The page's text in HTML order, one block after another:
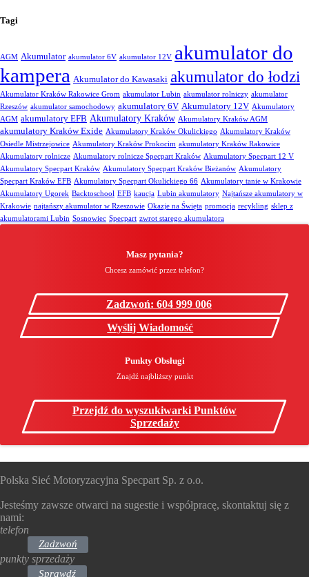
Tagi
AGM Akumulator akumulator 6V akumulator 12V akumulator do
kampera Akumulator do Kawasaki akumulator do łodzi
Akumulator Kraków Rakowice Grom akumulator Lubin akumulator rolniczy akumulator
Rzeszów akumulator samochodowy akumulatory 6V Akumulatory 12V Akumulatory
AGM akumulatory EFB Akumulatory Kraków Akumulatory Kraków AGM
akumulatory Kraków Exide Akumulatory Kraków Okulickiego Akumulatory Kraków
Osiedle Mistrzejowice Akumulatory Kraków Prokocim akumulatory Kraków Rakowice
Akumulatory rolnicze Akumulatory rolnicze Specpart Kraków Akumulatory Specpart 12 V
Akumulatory Specpart Kraków Akumulatory Specpart Kraków Bieżanów Akumulatory
Specpart Kraków EFB Akumulatory Specpart Okulickiego 66 Akumulatory tanie w Krakowie
Akumulatory Ugorek Backtoschool EFB kaucja Lubin akumulatory Najtańsze akumulatory w
Krakowie najtańszy akumulator w Rzeszowie Okazje na Święta promocja recykling sklep z
akumulatorami Lubin Sosnowiec Specpart zwrot starego akumulatora
Masz pytania?
Chcesz zamówić przez telefon?
Zadzwoń: 604 999 006
Wyślij Wiadomość
Punkty Obsługi
Znajdź najbliższy punkt
Przejdź do wyszukiwarki Punktów
Sprzedaży
Polska Sieć Motoryzacyjna Specpart Sp. z o.o.
Jesteśmy zawsze otwarci na sugestie i współpracę, skontaktuj się z
nami:
telefon
Zadzwoń
punkty sprzedaży
Sprawdź